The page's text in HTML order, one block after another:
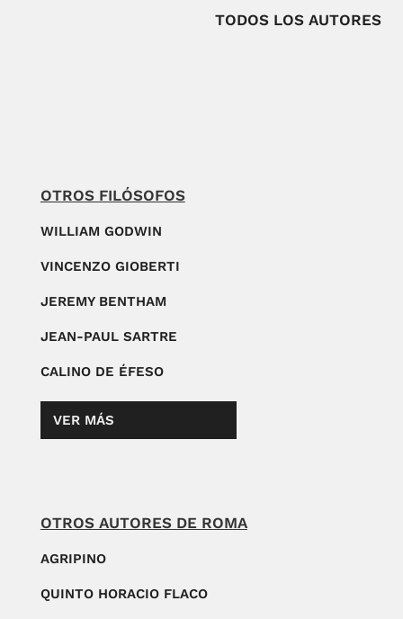
TODOS LOS AUTORES
OTROS FILÓSOFOS
WILLIAM GODWIN
VINCENZO GIOBERTI
JEREMY BENTHAM
JEAN-PAUL SARTRE
CALINO DE ÉFESO
VER MÁS
OTROS AUTORES DE ROMA
AGRIPINO
QUINTO HORACIO FLACO